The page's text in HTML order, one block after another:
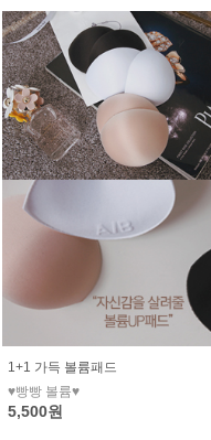
1+1 가득 볼륨패드
♥빵빵 볼륨♥
5,500원